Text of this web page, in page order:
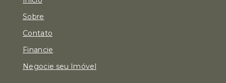
Sobre
Contato
Financie
Negocie seu Imóvel